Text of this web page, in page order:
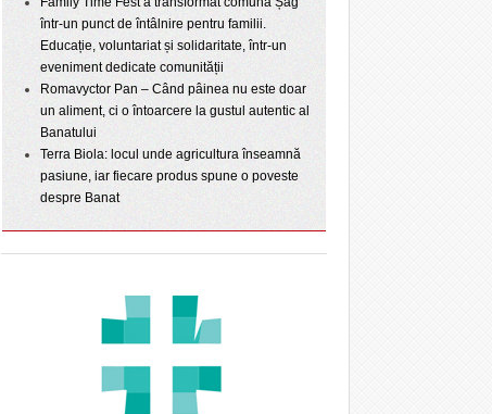
într-un punct de întâlnire pentru familii.
Educație, voluntariat și solidaritate, într-un
eveniment dedicate comunității
Romavyctor Pan – Când pâinea nu este doar
un aliment, ci o întoarcere la gustul autentic al
Banatului
Terra Biola: locul unde agricultura înseamnă
pasiune, iar fiecare produs spune o poveste
despre Banat